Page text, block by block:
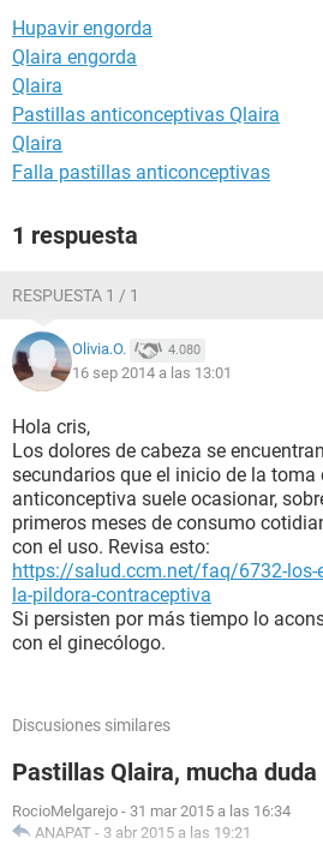
Hupavir engorda
Qlaira engorda
Qlaira
Pastillas anticonceptivas Qlaira
Qlaira
Falla pastillas anticonceptivas
1 respuesta
RESPUESTA 1 / 1
Olivia.O. 4.080
16 sep 2014 a las 13:01
Hola cris,
Los dolores de cabeza se
secundarios que el inicio de la toma
anticonceptiva suele ocasionar,
primeros meses de consumo
con el uso. Revisa esto:
https://salud.ccm.net/faq/6732-los-
la-pildora-contraceptiva
Si persisten por más tiempo lo
con el ginecólogo.
Discusiones similares
Pastillas Qlaira, mucha duda
RocioMelgarejo - 31 mar 2015 a las 16:34
ANAPAT - 3 abr 2015 a las 19:21